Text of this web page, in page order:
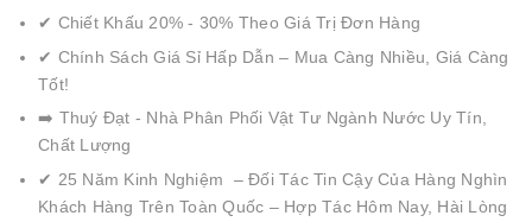
✔ Chiết Khấu 20% - 30% Theo Giá Trị Đơn Hàng
✔ Chính Sách Giá Sỉ Hấp Dẫn – Mua Càng Nhiều, Giá Càng
Tốt!
➡️ Thuý Đạt - Nhà Phân Phối Vật Tư Ngành Nước Uy Tín,
Chất Lượng
✔ 25 Năm Kinh Nghiệm – Đối Tác Tin Cậy Của Hàng Nghìn
Khách Hàng Trên Toàn Quốc – Hợp Tác Hôm Nay, Hài Lòng